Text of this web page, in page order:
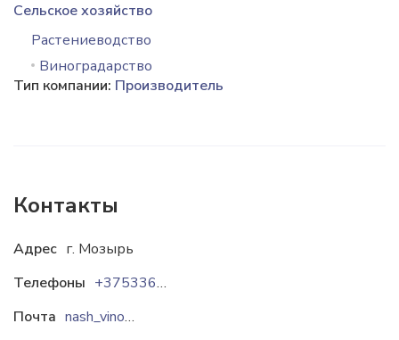
Сельское хозяйство
Растениеводство
Виноградарство
Тип компании: Производитель
Контакты
Адрес г. Мозырь
Телефоны
+375336842025
Почта
nash_vinograd@mail.ru